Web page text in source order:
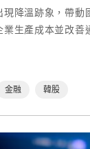
降溫跡象，帶動
生產成本並改善
仍全面走弱。在
金融 韓股